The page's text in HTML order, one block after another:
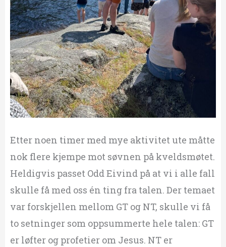
Etter noen timer med mye aktivitet ute måtte
nok flere kjempe mot søvnen på kveldsmøtet.
Heldigvis passet Odd Eivind på at vi i alle fall
skulle få med oss én ting fra talen. Der temaet
var forskjellen mellom GT og NT, skulle vi få
to setninger som oppsummerte hele talen: GT
er løfter og profetier om Jesus. NT er